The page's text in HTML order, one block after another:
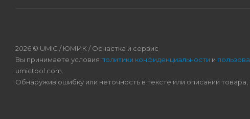
2026 © UMIC / ЮМИК / Оснастка и сервис
Вы принимаете условия политики конфиденциальности и
umictool.com.
Обнаружив ошибку или неточность в тексте или описании